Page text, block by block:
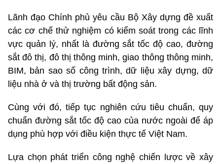
Lãnh đạo Chính phủ yêu cầu Bộ Xây dựng đề xuất
các cơ chế thử nghiệm có kiểm soát trong các lĩnh
vực quản lý, nhất là đường sắt tốc độ cao, đường
sắt đô thị, đô thị thông minh, giao thông thông minh,
BIM, bản sao số công trình, dữ liệu xây dựng, dữ
liệu nhà ở và thị trường bất động sản.
Cùng với đó, tiếp tục nghiên cứu tiêu chuẩn, quy
chuẩn đường sắt tốc độ cao của nước ngoài để áp
dụng phù hợp với điều kiện thực tế Việt Nam.
Lựa chọn phát triển công nghệ chiến lược về xây